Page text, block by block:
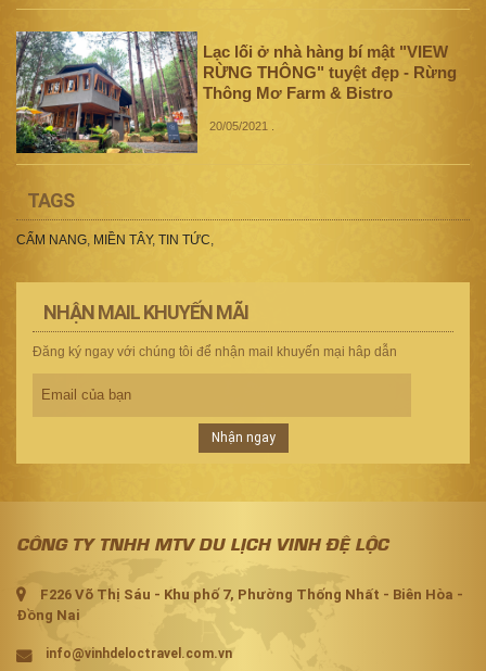
Lạc lối ở nhà hàng bí mật "VIEW
RỪNG THÔNG" tuyệt đẹp - Rừng
Thông Mơ Farm & Bistro
20/05/2021
TAGS
CẨM NANG MIỀN TÂY, TIN TỨC
NHẬN MAIL KHUYẾN MÃI
Đăng ký ngay với chúng tôi để nhận mail khuyến mại hâp dẫn
Nhận ngay
CÔNG TY TNHH MTV DU LỊCH VINH ĐỆ LỘC
F226 Võ Thị Sáu - Khu phố 7, Phường Thống Nhất - Biên Hòa -
Đồng Nai
info@vinhdeloctravel.com.vn